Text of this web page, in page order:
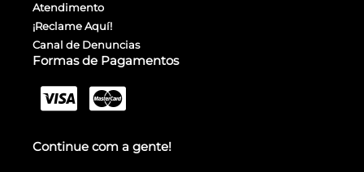
Atendimento
¡Reclame Aquí!
Canal de Denuncias
Formas de Pagamentos
Continue com a gente!